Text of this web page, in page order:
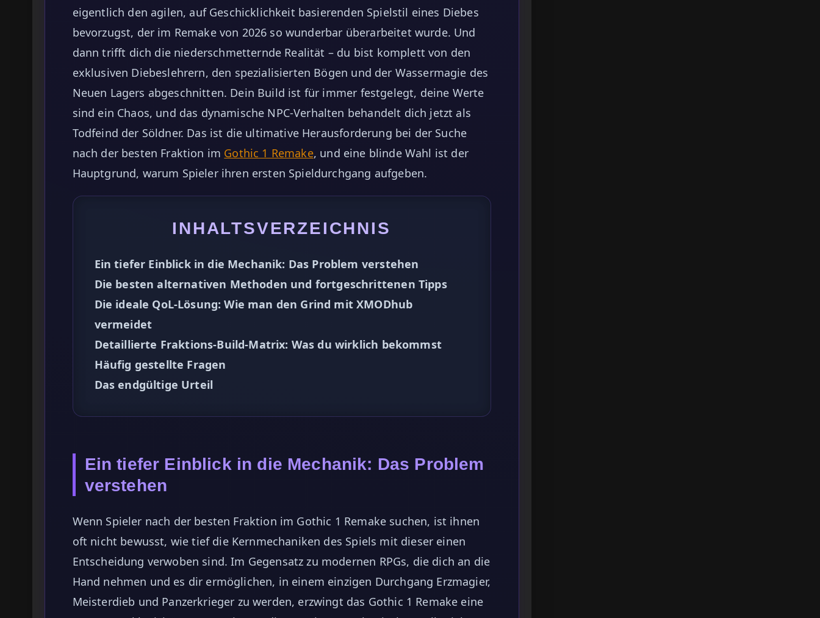
eigentlich den agilen, auf Geschicklichkeit basierenden Spielstil eines Diebes
bevorzugst, der im Remake von 2026 so wunderbar überarbeitet wurde. Und
dann trifft dich die niederschmetternde Realität – du bist komplett von den
exklusiven Diebeslehrern, den spezialisierten Bögen und der Wassermagie des
Neuen Lagers abgeschnitten. Dein Build ist für immer festgelegt, deine Werte
sind ein Chaos, und das dynamische NPC-Verhalten behandelt dich jetzt als
Todfeind der Söldner. Das ist die ultimative Herausforderung bei der Suche
nach der besten Fraktion im Gothic 1 Remake, und eine blinde Wahl ist der
Hauptgrund, warum Spieler ihren ersten Spieldurchgang aufgeben.
INHALTSVERZEICHNIS
Ein tiefer Einblick in die Mechanik: Das Problem verstehen
Die besten alternativen Methoden und fortgeschrittenen Tipps
Die ideale QoL-Lösung: Wie man den Grind mit XMODhub
vermeidet
Detaillierte Fraktions-Build-Matrix: Was du wirklich bekommst
Häufig gestellte Fragen
Das endgültige Urteil
Ein tiefer Einblick in die Mechanik: Das Problem
verstehen
Wenn Spieler nach der besten Fraktion im Gothic 1 Remake suchen, ist ihnen
oft nicht bewusst, wie tief die Kernmechaniken des Spiels mit dieser einen
Entscheidung verwoben sind. Im Gegensatz zu modernen RPGs, die dich an die
Hand nehmen und es dir ermöglichen, in einem einzigen Durchgang Erzmagier,
Meisterdieb und Panzerkrieger zu werden, erzwingt das Gothic 1 Remake eine